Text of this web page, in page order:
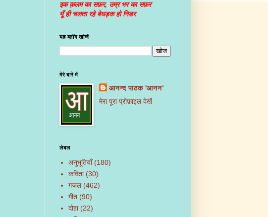
इक क़लम का सफ़र, उम्र भर का सफ़र
यूँ ही चलता रहे बेधड़क हो निडर
यह ब्लॉग खोजें
मेरे बारे में
आनन्द पाठक 'आनन’
मेरा पूरा प्रोफ़ाइल देखें
लेबल
अनुभूतियाँ (180)
कविता (30)
ग़ज़ल (462)
गीत (90)
दोहा (22)